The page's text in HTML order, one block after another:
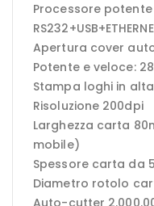
Processore potente
Apertura cover
Potente e veloce:
Stampa loghi in
Risoluzione 200dpi
Larghezza carta
mobile)
Spessore carta da
Diametro rotolo
Auto-cutter